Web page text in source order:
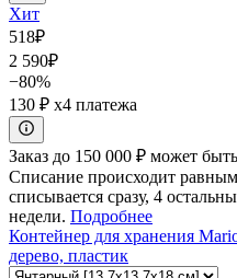
Хит
518₽
2 590₽
−80%
130 ₽ x4 платежа
Заказ до 150 000 ₽ может
Списание происходит
списывается сразу, 4
недели. Подробнее
Контейнер для хранения
дерево, пластик